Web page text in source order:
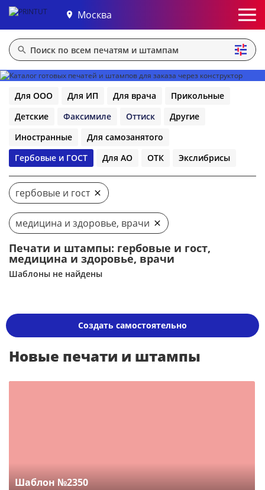
Москва
Для ООО Для ИП Для врача
Прикольные
Детские
Факсимиле Оттиск
Другие
Иностранные
Для самозанятого
Гербовые и ГОСТ
Для АО ОТК Экслибрисы
гербовые и гост
медицина и здоровье, врачи
Печати и штампы: гербовые и гост,
медицина и здоровье, врачи
Шаблоны не найдены
Создать самостоятельно
Новые печати и штампы
Шаблон №2350